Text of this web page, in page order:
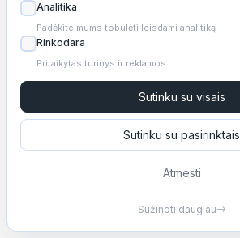
LT | EN | RU
Analitika
Padėkite mums tobulėti leisdami analitiką
Rinkodara
Pritaikytas turinys ir reklamos
Sutinku su visais
Sutinku su pasirinktais
Atmesti
Sužinoti daugiau